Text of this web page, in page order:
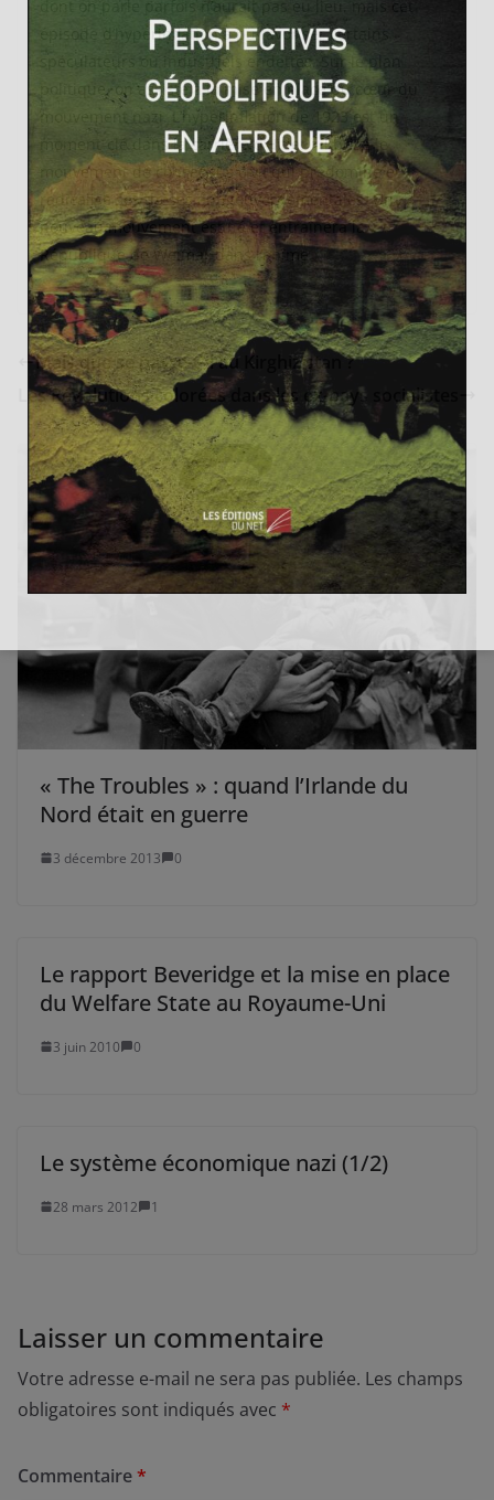
dont on parle parfois n’aurait pas eu lieu, mais cet
épisode d’hyperinflation a pu favoriser certains
spéculateurs ou industriels endettés. Sur le plan
politique, on assiste à la mise en place du cœur du
mouvement nazi. L’hyperinflation de 1923 est un
moment-clé dans la carrière d’Hitler : il brise le
mouvement de consensus civil qui prédomine et
radicalise ses thèses antigouvernementales. Un
nouveau mouvement est né et entraînera la
République de Weimar dans l’abîme.
Mais que se passe-t-il au Kirghizistan ?
Les Révolutions colorées dans les ex-pays socialistes
« The Troubles » : quand l’Irlande du
Nord était en guerre
3 décembre 2013 0
Le rapport Beveridge et la mise en place
du Welfare State au Royaume-Uni
3 juin 2010 0
Le système économique nazi (1/2)
28 mars 2012 1
Laisser un commentaire
Votre adresse e-mail ne sera pas publiée. Les champs
obligatoires sont indiqués avec *
Commentaire*